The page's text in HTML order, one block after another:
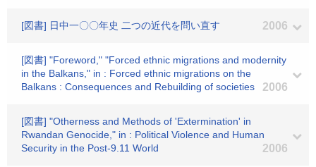
[図書] 日中一〇〇年史 二つの近代を問い直す 2006
[図書] "Foreword," "Forced ethnic migrations and modernity
in the Balkans," in : Forced ethnic migrations on the
Balkans : Consequences and Rebuilding of societies
2006
[図書] "Otherness and Methods of 'Extermination' in
Rwandan Genocide," in : Political Violence and Human
Security in the Post-9.11 World
2006